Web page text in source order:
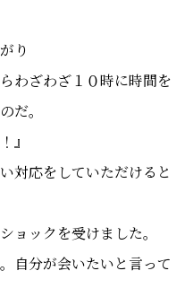
り
わざわざ１０時に時間を
だ。
』
対応をしていただけると
ョックを受けました。
自分が会いたいと言って